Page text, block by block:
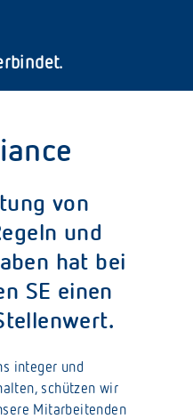
von
und
hat bei
SE einen
integer und
schützen wir
Mitarbeitenden